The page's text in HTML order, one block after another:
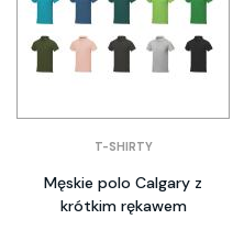
T-SHIRTY
Męskie polo Calgary z
krótkim rękawem